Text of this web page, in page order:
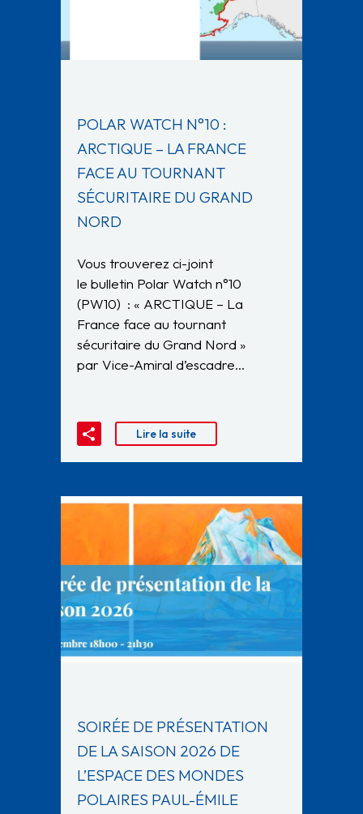
POLAR WATCH N°10 :
ARCTIQUE – LA FRANCE
FACE AU TOURNANT
SÉCURITAIRE DU GRAND
NORD
Vous trouverez ci-joint
le bulletin Polar Watch n°10
(PW10) : « ARCTIQUE – La
France face au tournant
sécuritaire du Grand Nord »
par Vice-Amiral d’escadre…
Lire la suite
SOIRÉE DE PRÉSENTATION
DE LA SAISON 2026 DE
L’ESPACE DES MONDES
POLAIRES PAUL-ÉMILE